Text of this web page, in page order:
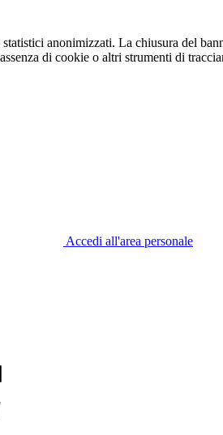
anonimizzati. La chiusura del
di cookie o altri strumenti di
Accedi all'area personale